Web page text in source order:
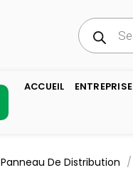
Recherche
de
produits
ACCUEIL ENTREPRISE
Panneau De Distribution /